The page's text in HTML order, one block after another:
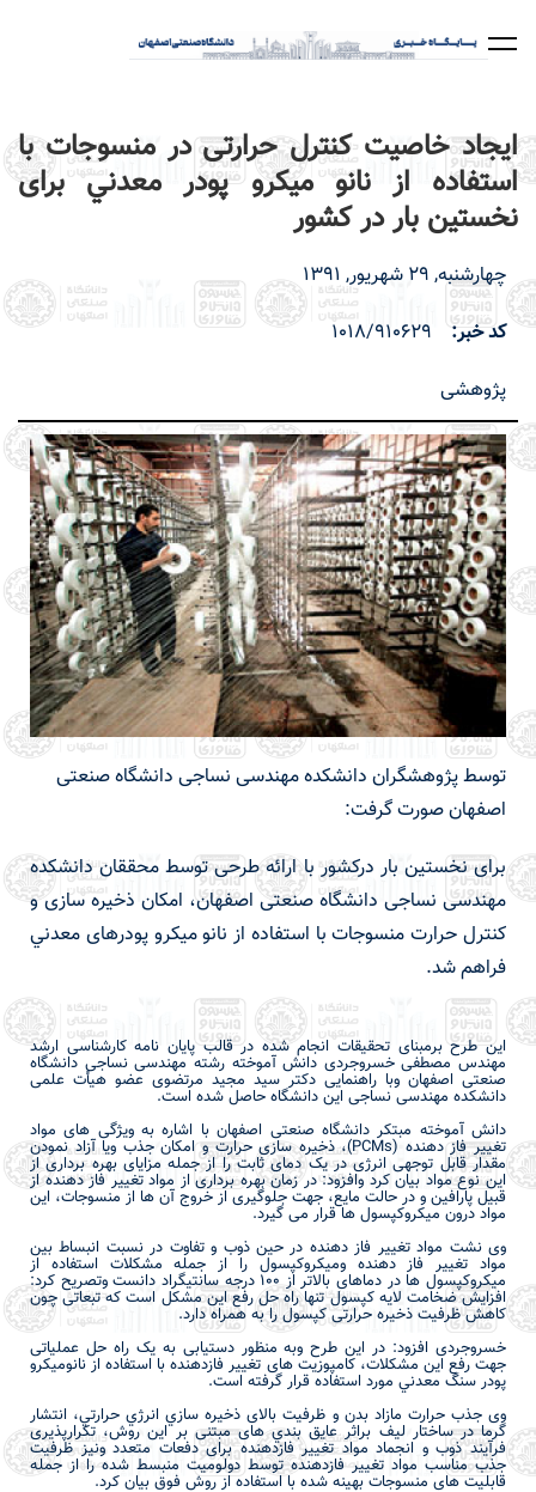
ایجاد خاصیت کنترل حرارتی در منسوجات با
استفاده از نانو ميكرو پودر معدني برای
نخستین بار در کشور
چهارشنبه, 29 شهریور, 1391
کد خبر
1018/910629
پژوهشی
توسط پژوهشگران دانشکده مهندسی نساجی دانشگاه صنعتی
اصفهان صورت گرفت:
برای نخستین بار درکشور با ارائه طرحی توسط محققان دانشکده
مهندسی نساجی دانشگاه صنعتی اصفهان، امکان ذخیره سازی و
کنترل حرارت منسوجات با استفاده از نانو ميكرو پودرهای معدني
فراهم شد.
این طرح برمبنای تحقیقات انجام شده در قالب پایان نامه کارشناسی ارشد
مهندس مصطفی خسروجردی دانش آموخته رشته مهندسی نساجی دانشگاه
صنعتی اصفهان وبا راهنمایی دکتر سید مجید مرتضوی عضو هیأت علمی
دانشکده مهندسی نساجی این دانشگاه حاصل شده است.
دانش آموخته مبتکر دانشگاه صنعتی اصفهانبا اشاره به ویژگی های مواد
تغيير فاز دهنده (PCMs)، ذخیره سازی حرارت و امکان جذب ویا آزاد نمودن
مقدار قابل توجهی انرژی در یک دمای ثابت را از جمله مزایای بهره برداری از
این نوع مواد بیان کرد وافزود: در زمان بهره برداری از مواد تغيير فاز دهنده از
قبیل پارافین و در حالت مایع، جهت جلوگیری از خروج آن ها از منسوجات، این
مواد درون میکروکپسول ها قرار می گیرد.
وی نشت مواد تغییر فاز دهنده در حین ذوب و تفاوت در نسبت انبساط بین
مواد تغییر فاز دهنده ومیکروکپسول را از جمله مشکلات استفاده از
میکروکپسول ها در دماهای بالاتر از 100 درجه سانتیگراد دانست وتصریح کرد:
افزایش ضخامت لایه کپسول تنها راه حل رفع این مشکل است که تبعاتی چون
کاهش ظرفیت ذخیره حرارتی کپسول را به همراه دارد.
خسروجردی افزود: در این طرح وبه منظور دستیابی به یک راه حل عملیاتی
جهت رفع این مشکلات، کامپوزيت های تغيير فازدهنده با استفاده از نانوميکرو
پودر سنگ معدني مورد استفاده قرار گرفته است.
وی جذب حرارت مازاد بدن و ظرفيت بالای ذخيره­ سازي انرژي حرارتي، انتشار
گرما در ساختار ليف براثر عايق بندي های مبتنی بر این روش، تکرارپذیری
فرآیند ذوب و انجماد مواد تغيير فازدهنده برای دفعات متعدد ونیز ظرفيت
جذب مناسب مواد تغيير فازدهنده توسط دولوميت منبسط شده را از جمله
قابلیت های منسوجات بهینه شده با استفاده از روش فوق بیان کرد.